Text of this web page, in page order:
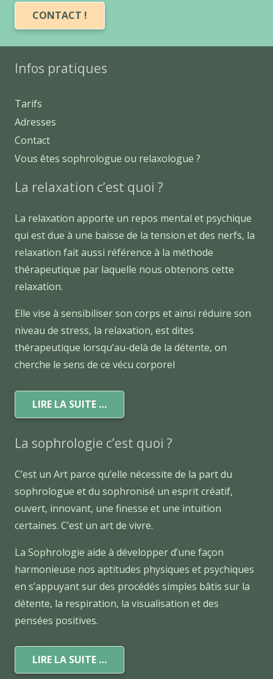
CONTACT !
Infos pratiques
Tarifs
Adresses
Contact
Vous êtes sophrologue ou relaxologue ?
La relaxation c’est quoi ?
La relaxation apporte un repos mental et psychique
qui est due à une baisse de la tension et des nerfs, la
relaxation fait aussi référence à la méthode
thérapeutique par laquelle nous obtenons cette
relaxation.
Elle vise à sensibiliser son corps et ainsi réduire son
niveau de stress, la relaxation, est dites
thérapeutique lorsqu’au-delà de la détente, on
cherche le sens de ce vécu corporel
LIRE LA SUITE …
La sophrologie c’est quoi ?
C’est un Art parce qu’elle nécessite de la part du
sophrologue et du sophronisé un esprit créatif,
ouvert, innovant, une finesse et une intuition
certaines. C’est un art de vivre.
La Sophrologie aide à développer d’une façon
harmonieuse nos aptitudes physiques et psychiques
en s’appuyant sur des procédés simples bâtis sur la
détente, la respiration, la visualisation et des
pensées positives.
LIRE LA SUITE …